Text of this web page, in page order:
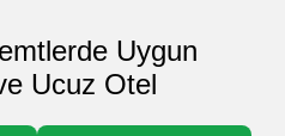
Uygun
Ucuz Otel